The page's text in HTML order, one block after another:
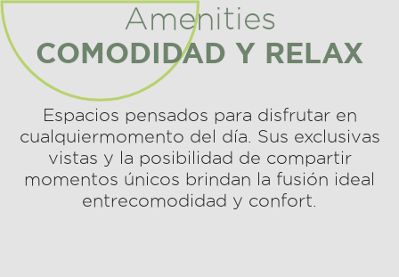
Amenities
COMODIDAD Y RELAX
Espacios pensados para disfrutar en
cualquiermomento del día. Sus exclusivas
vistas y la posibilidad de compartir
momentos únicos brindan la fusión ideal
entrecomodidad y confort.